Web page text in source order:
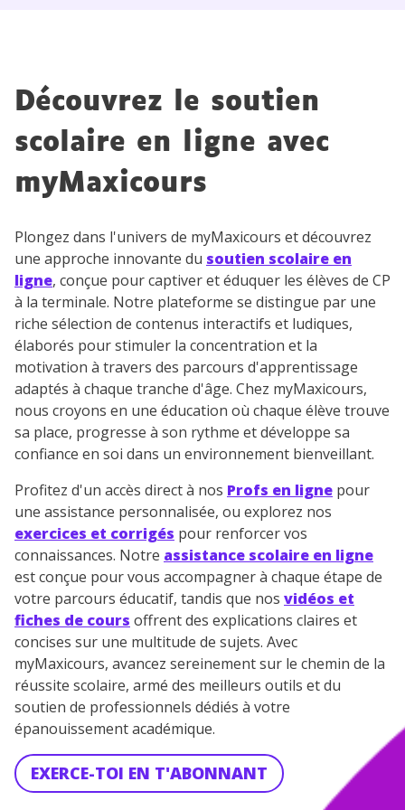
Découvrez le soutien
scolaire en ligne avec
myMaxicours
Plongez dans l'univers de myMaxicours et découvrez
une approche innovante du soutien scolaire en
ligne, conçue pour captiver et éduquer les élèves de CP
à la terminale. Notre plateforme se distingue par une
riche sélection de contenus interactifs et ludiques,
élaborés pour stimuler la concentration et la
motivation à travers des parcours d'apprentissage
adaptés à chaque tranche d'âge. Chez myMaxicours,
nous croyons en une éducation où chaque élève trouve
sa place, progresse à son rythme et développe sa
confiance en soi dans un environnement bienveillant.
Profitez d'un accès direct à nos Profs en ligne pour
une assistance personnalisée, ou explorez nos
exercices et corrigés pour renforcer vos
connaissances. Notre assistance scolaire en ligne
est conçue pour vous accompagner à chaque étape de
votre parcours éducatif, tandis que nos vidéos et
fiches de cours offrent des explications claires et
concises sur une multitude de sujets. Avec
myMaxicours, avancez sereinement sur le chemin de la
réussite scolaire, armé des meilleurs outils et du
soutien de professionnels dédiés à votre
épanouissement académique.
EXERCE-TOI EN T'ABONNANT